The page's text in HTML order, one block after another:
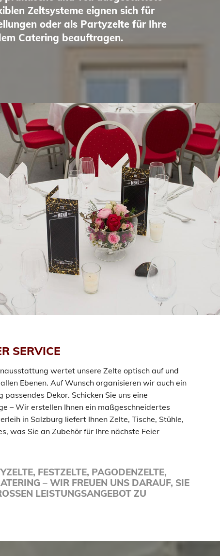
Zeltsysteme eignen sich für
oder als Partyzelte für Ihre
Catering beauftragen.
SERVICE
wertet unsere Zelte optisch auf und
Ebenen. Auf Wunsch organisieren wir auch ein
passendes Dekor. Schicken Sie uns eine
– Wir erstellen Ihnen ein maßgeschneidertes
in Salzburg liefert Ihnen Zelte, Tische, Stühle,
was Sie an Zubehör für Ihre nächste Feier
FESTZELTE, PAGODENZELTE,
– WIR FREUEN UNS DARAUF, SIE
LEISTUNGSANGEBOT ZU B